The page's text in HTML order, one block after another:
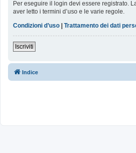
Per eseguire il login devi essere registrato.
aver letto i termini d’uso e le varie regole.
Condizioni d’uso | Trattamento dei dati
Iscriviti
Indice